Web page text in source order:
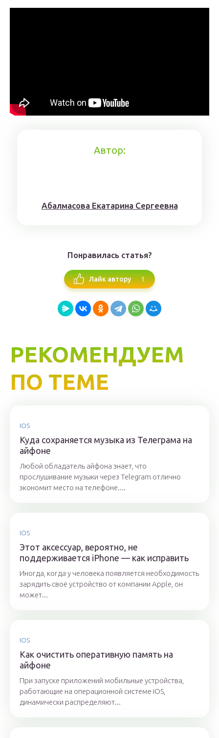
Автор:
Aбaлмaсoвa Eкaтaринa Ceргeeвнa
Понравилась статья?
Лайк автору 1
РЕКОМЕНДУЕМ
ПО ТЕМЕ
IOS
Куда сохраняется музыка из Телеграма на
айфоне
Любой обладатель айфона знает, что
прослушивание музыки через Telegram отлично
экономит место на телефоне....
IOS
Этот аксессуар, вероятно, не
поддерживается iPhone — как исправить
Иногда, когда у человека появляется необходимость
зарядить своё устройство от компании Apple, он
может...
IOS
Как очистить оперативную память на
айфоне
При запуске приложений мобильные устройства,
работающие на операционной системе iOS,
динамически распределяют...